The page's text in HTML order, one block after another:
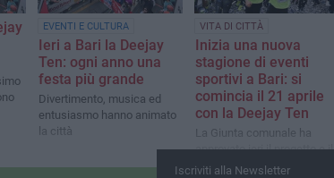
EVENTI E CULTURA
Ieri a Bari la Deejay
Ten: ogni anno una
festa più grande
Divertimento, musica ed
entusiasmo hanno animato
la città
VITA DI CITTÀ
Inizia una nuova
stagione di eventi
sportivi a Bari: si
comincia il 21 aprile
con la Deejay Ten
La Giunta comunale ha
approvato ieri il progetto e il
patrocinio gratuito
Iscriviti alla Newsletter